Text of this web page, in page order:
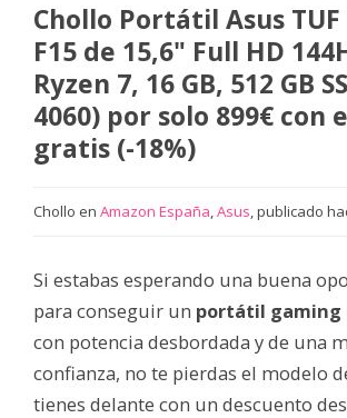
Chollo Portátil Asus
F15 de 15,6" Full HD
Ryzen 7, 16 GB, 512 GB
4060) por solo 899€ con
gratis (-18%)
Chollo en Amazon España,Asus, publicado
Si estabas esperando una buena
para conseguir un portátil gaming
con potencia desbordada y de una
confianza, no te pierdas el modelo
tienes delante con un descuento